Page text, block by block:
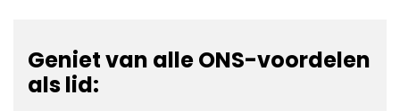
Geniet van alle ONS-voordelen
als lid: